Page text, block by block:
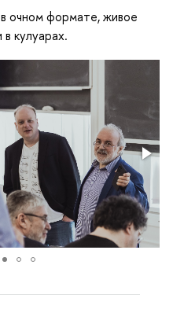
очном формате, живое
кулуарах.